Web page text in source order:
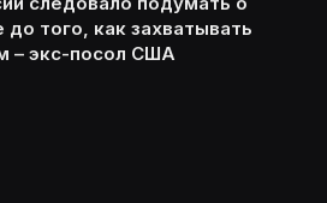
до того, как захватывать
– экс-посол США